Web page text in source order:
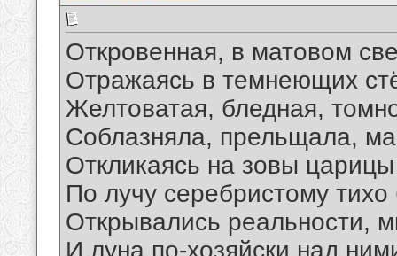
Откровенная, в матовом
Отражаясь в темнеющих
Желтоватая, бледная,
Соблазняла, прельщала,
Откликаясь на зовы
По лучу серебристому
Открывались реальности,